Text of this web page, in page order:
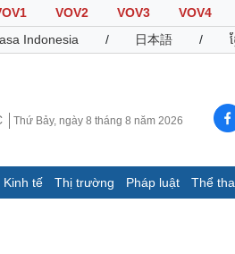
VOV2 VOV3 VOV4
Indonesia / 日本語 /
Thứ Bảy, ngày 8 tháng 8 năm 2026
Kinh tế Thị trường Pháp luật Thể